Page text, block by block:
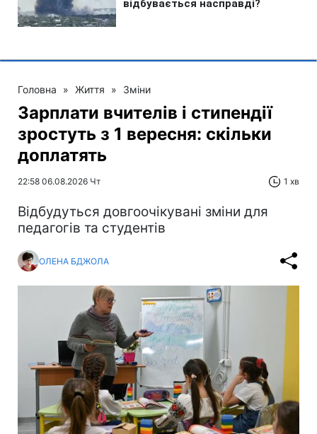
Головна » Життя » Зміни
Зарплати вчителів і стипендії
зростуть з 1 вересня: скільки
доплатять
22:58 06.08.2026 Чт 1 хв
Відбудуться довгоочікувані зміни для
педагогів та студентів
ОЛЕНА БДЖОЛА